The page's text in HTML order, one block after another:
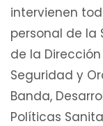
intervienen
personal de la
de la
Seguridad y
Banda,
Políticas